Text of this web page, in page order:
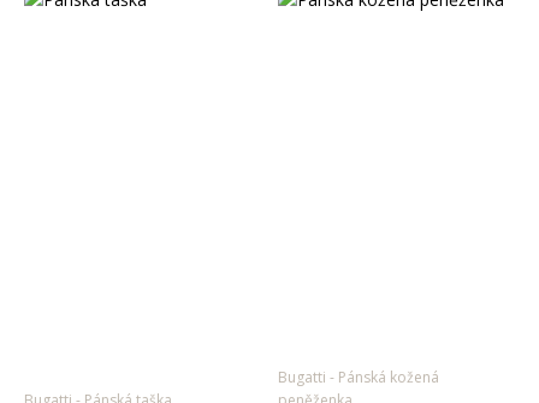
Bugatti
Pánská kožená